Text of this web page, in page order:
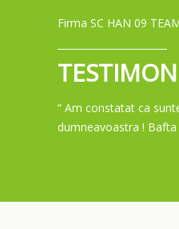
Firma SC HAN 09
“ Am constatat ca
dumneavoastra ! Bafta